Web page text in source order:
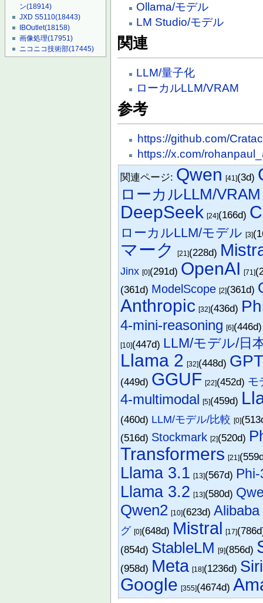
ン(18914)
JXD S5110(18443)
IBOutlet(18158)
画像処理(17951)
ニコニコ技術部(17445)
Ollama/モデル
LM Studio/モデル
関連
LLM/量子化
ローカルLLM/VRAM
参考
https://github.com/
https://x.com/
関連ページ: Qwen [41](3d)
ローカルLLM/VRAM
DeepSeek [24](166d)
ローカルLLM/モデル [3]
マーク [21](228d)
Jinx [0](291d) OpenAI [71]
(361d) ModelScope [2](361d)
Anthropic [32](436d)
4-mini-reasoning [6]
[10](447d) LLM/モデル/日
Llama 2 [32](448d)
(449d) GGUF [22](452d) モ
4-multimodal [5](459d)
(460d) LLM/モデル/比較 [0]
(516d) Stockmark [2](520d)
Transformers [21]
Llama 3.1 [13](567d)
Llama 3.2 [13](580d)
Qwen2 [10](623d)
グ [0](648d) Mistral [17]
(854d) StableLM [9](856d)
(958d) Meta [18](1236d) Siri
Google [355](4674d)